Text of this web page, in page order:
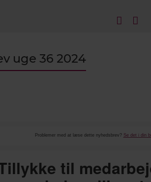
uge 36 2024
Problemer med at læse dette nyhedsbrev? Se det i din
til